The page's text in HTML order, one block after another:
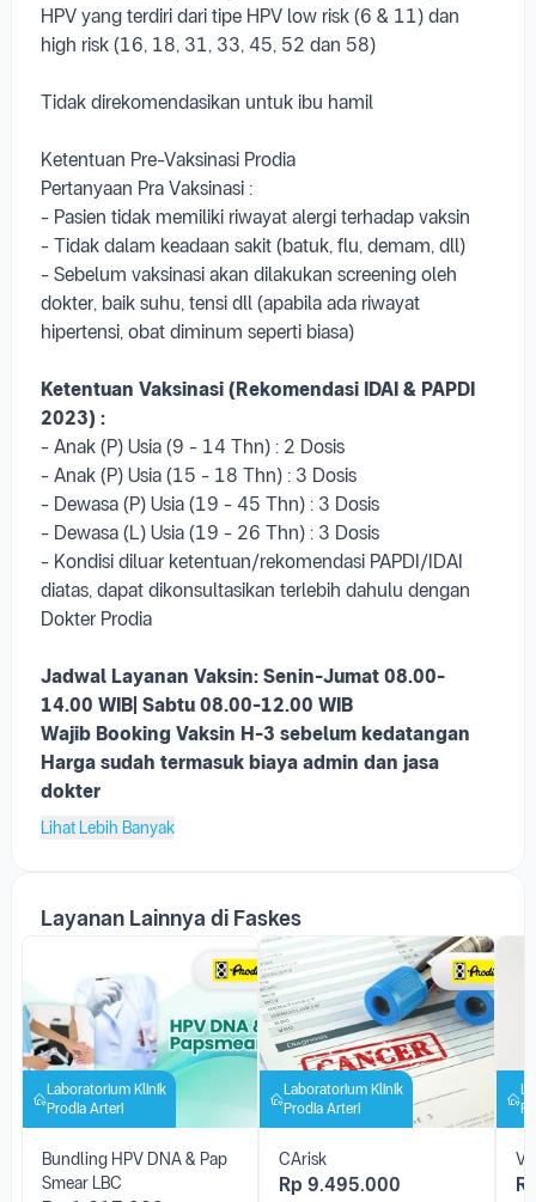
HPV yang terdiri dari tipe HPV low risk (6 & 11) dan
high risk (16, 18, 31, 33, 45, 52 dan 58)
Tidak direkomendasikan untuk ibu hamil
Ketentuan Pre-Vaksinasi Prodia
Pertanyaan Pra Vaksinasi :
- Pasien tidak memiliki riwayat alergi terhadap vaksin
- Tidak dalam keadaan sakit (batuk, flu, demam, dll)
- Sebelum vaksinasi akan dilakukan screening oleh
dokter, baik suhu, tensi dll (apabila ada riwayat
hipertensi, obat diminum seperti biasa)
Ketentuan Vaksinasi (Rekomendasi IDAI & PAPDI
2023) :
- Anak (P) Usia (9 - 14 Thn) : 2 Dosis
- Anak (P) Usia (15 - 18 Thn) : 3 Dosis
- Dewasa (P) Usia (19 - 45 Thn) : 3 Dosis
- Dewasa (L) Usia (19 - 26 Thn) : 3 Dosis
- Kondisi diluar ketentuan/rekomendasi PAPDI/IDAI
diatas, dapat dikonsultasikan terlebih dahulu dengan
Dokter Prodia
Jadwal Layanan Vaksin: Senin-Jumat 08.00-
14.00 WIB| Sabtu 08.00-12.00 WIB
Wajib Booking Vaksin H-3 sebelum kedatangan
Harga sudah termasuk biaya admin dan jasa
dokter
Lihat Lebih Banyak
Layanan Lainnya di Faskes
Laboratorium Klinik
Prodia Arteri
Bundling HPV DNA & Pap
Smear LBC
Laboratorium Klinik
Prodia Arteri
CArisk
Rp 9.495.000